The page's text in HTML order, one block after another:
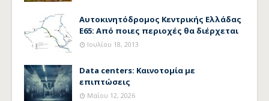
Αυτοκινητόδρομος Κεντρικής Ελλάδας
Ε65: Από ποιες περιοχές θα διέρχεται
Ιουλίου 18, 2013
Data centers: Καινοτομία με
επιπτώσεις
Μαΐου 12, 2026